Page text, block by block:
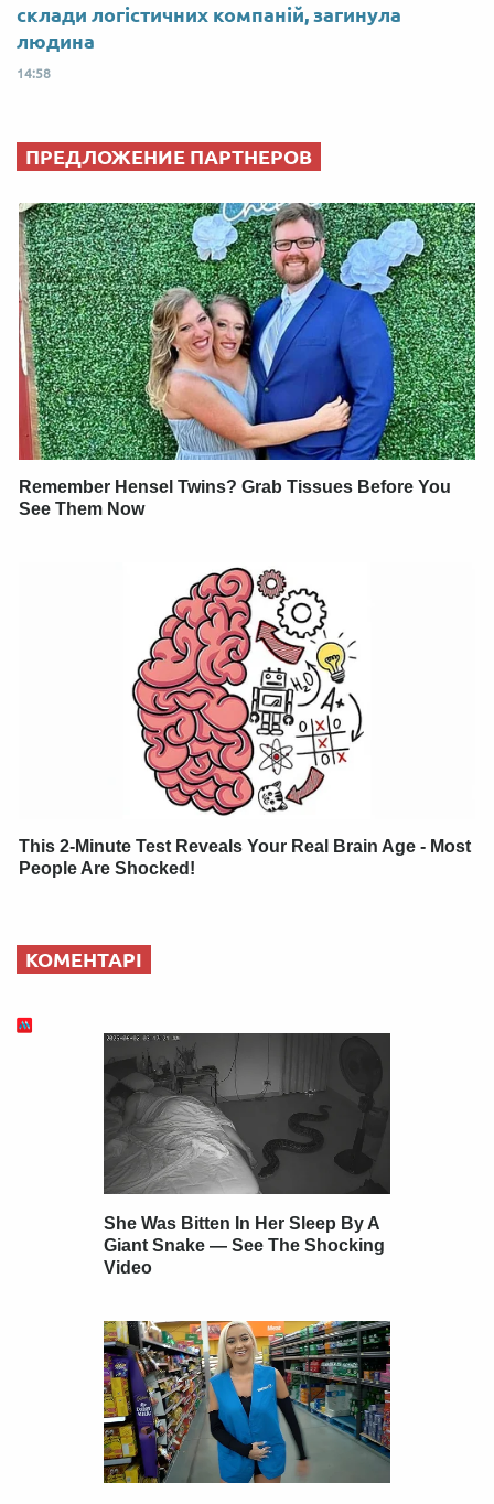
склади логістичних компаній, загинула
людина
14:58
ПРЕДЛОЖЕНИЕ ПАРТНЕРОВ
Remember Hensel Twins? Grab Tissues Before You
See Them Now
This 2-Minute Test Reveals Your Real Brain Age - Most
People Are Shocked!
КОМЕНТАРІ